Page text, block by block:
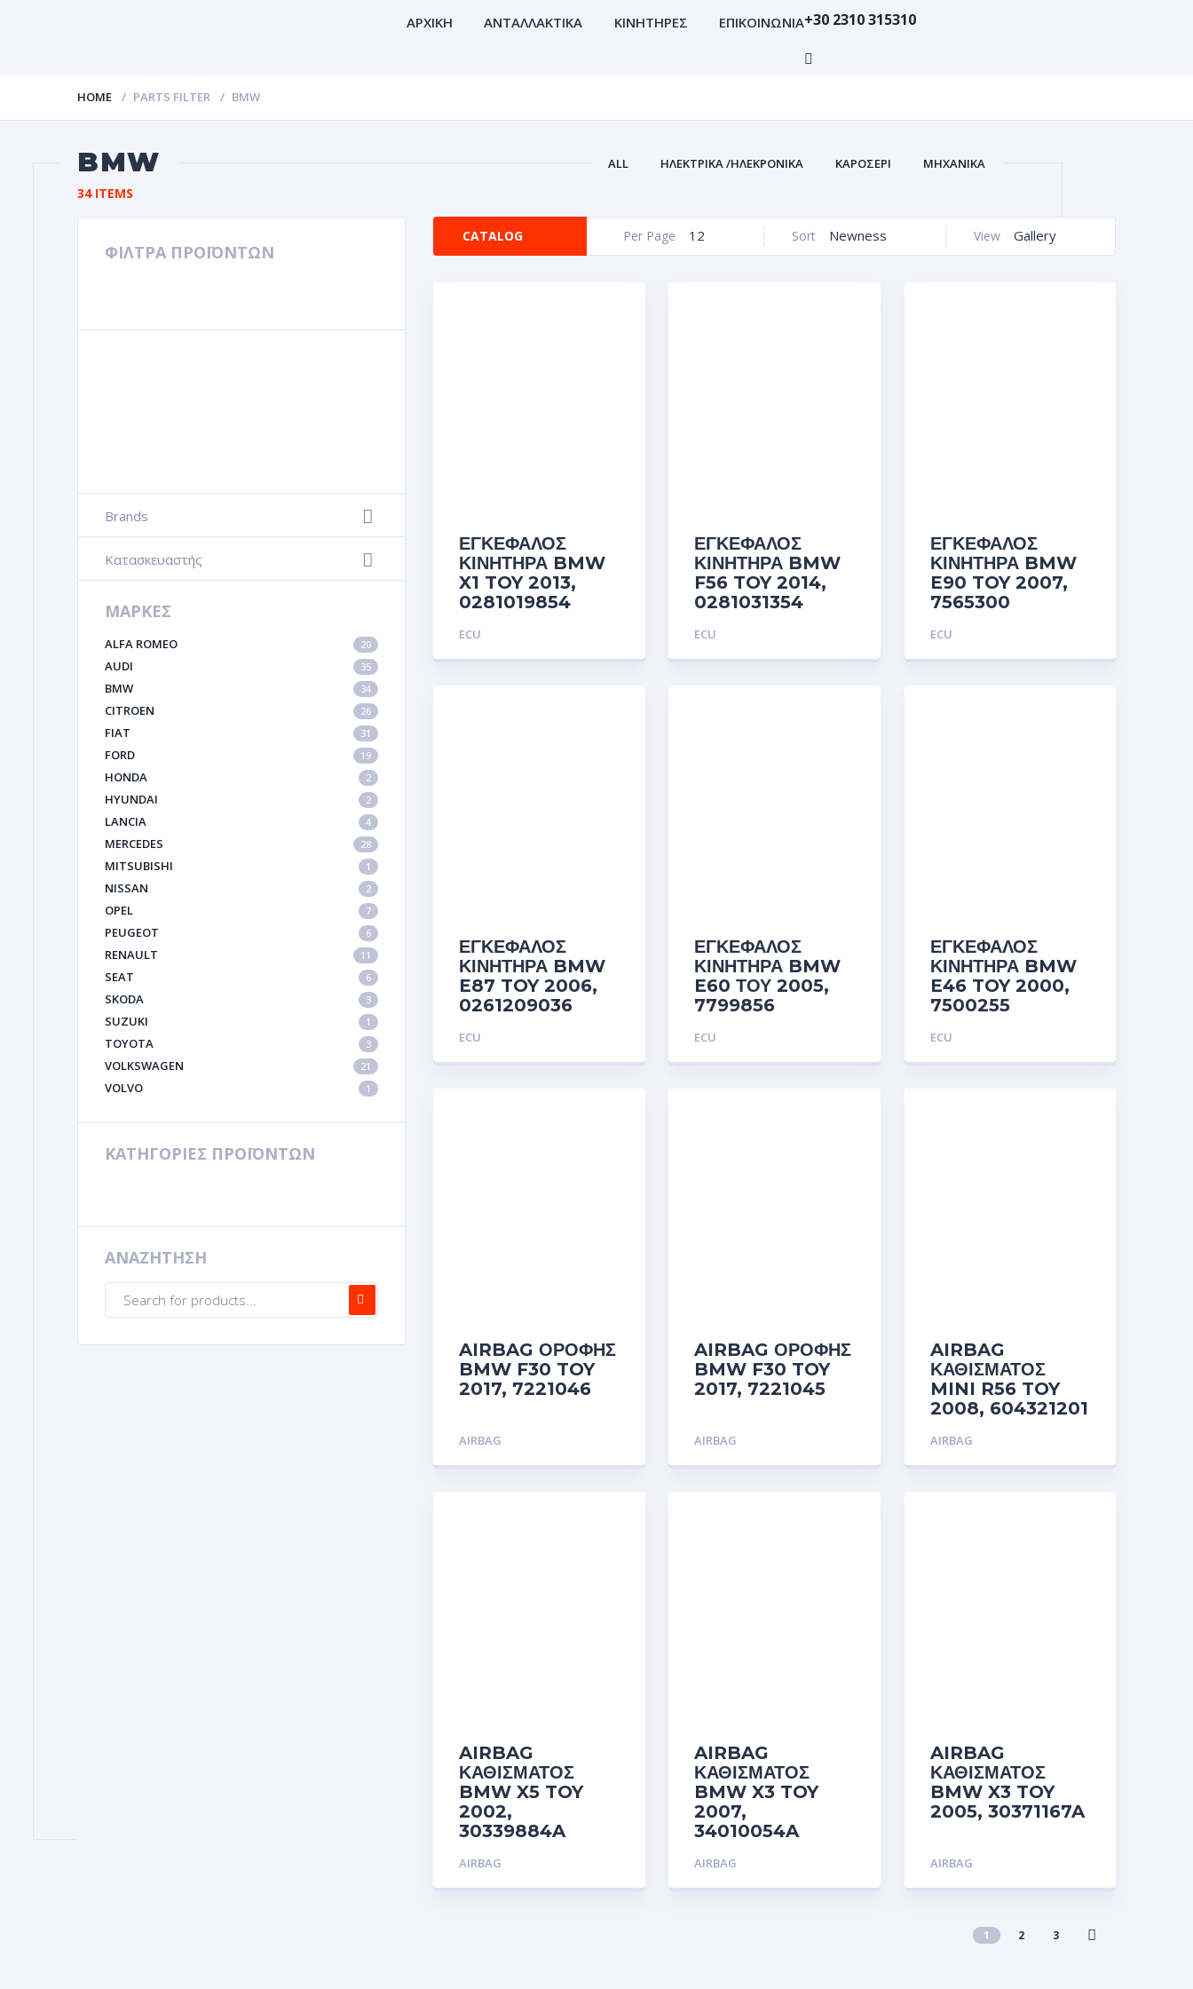
ΑΡΧΙΚΗ ΑΝΤΑΛΛΑΚΤΙΚΑ ΚΙΝΗΤΗΡΕΣ ΕΠΙΚΟΙΝΩΝΙΑ+30 2310 315310
HOME PARTS FILTER BMW
BMW ALL ΗΛΕΚΤΡΙΚΑ /ΗΛΕΚΡΟΝΙΚΑ ΚΑΡΟΣΕΡΙ ΜΗΧΑΝΙΚΑ
34 ITEMS
ΦΙΛΤΡΑ ΠΡΟΪΟΝΤΩΝ
Brands
+
Κατασκευαστής
+
ΜΑΡΚΕΣ
ALFA ROMEO 20
AUDI 35
BMW 34
CITROEN 26
FIAT 31
FORD 19
HONDA 2
HYUNDAI 2
LANCIA 4
MERCEDES 28
MITSUBISHI 1
NISSAN 2
OPEL 7
PEUGEOT 6
RENAULT 11
SEAT 6
SKODA 3
SUZUKI 1
TOYOTA 3
VOLKSWAGEN 21
VOLVO 1
ΚΑΤΗΓΟΡΙΕΣ ΠΡΟΪΟΝΤΩΝ
ΑΝΑΖΗΤΗΣΗ
CATALOG View Gallery
Sort Newness
Per Page 12
ΕΓΚΕΦΑΛΟΣ
ΚΙΝΗΤΗΡΑ BMW
X1 TOY 2013,
0281019854
ECU
ΕΓΚΕΦΑΛΟΣ
ΚΙΝΗΤΗΡΑ BMW
F56 TOY 2014,
0281031354
ECU
ΕΓΚΕΦΑΛΟΣ
ΚΙΝΗΤΗΡΑ BMW
E90 TOY 2007,
7565300
ECU
ΕΓΚΕΦΑΛΟΣ
ΚΙΝΗΤΗΡΑ BMW
E87 TOY 2006,
0261209036
ECU
ΕΓΚΕΦΑΛΟΣ
ΚΙΝΗΤΗΡΑ BMW
E60 ΤΟΥ 2005,
7799856
ECU
ΕΓΚΕΦΑΛΟΣ
ΚΙΝΗΤΗΡΑ BMW
E46 TOY 2000,
7500255
ECU
AIRBAG ΟΡΟΦΗΣ
BMW F30 TOY
2017, 7221046
AIRBAG
AIRBAG ΟΡΟΦΗΣ
BMW F30 TOY
2017, 7221045
AIRBAG
AIRBAG
ΚΑΘΙΣΜΑΤΟΣ
MINI R56 TOY
2008, 604321201
AIRBAG
AIRBAG
ΚΑΘΙΣΜΑΤΟΣ
BMW X5 TOY
2002,
30339884A
AIRBAG
AIRBAG
ΚΑΘΙΣΜΑΤΟΣ
BMW X3 TOY
2007,
34010054A
AIRBAG
AIRBAG
ΚΑΘΙΣΜΑΤΟΣ
BMW X3 TOY
2005, 30371167A
AIRBAG
1 2 3